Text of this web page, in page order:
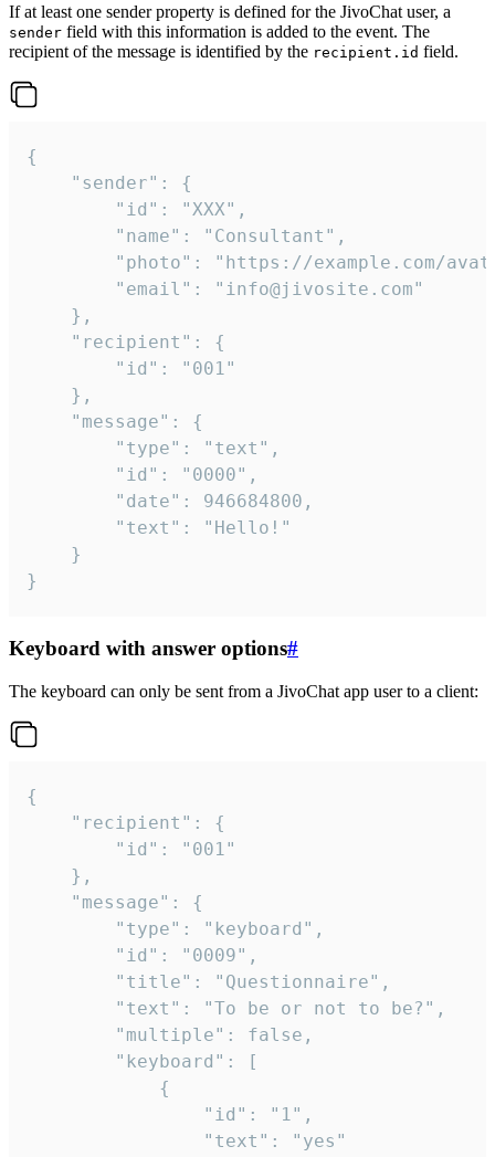
If at least one sender property is defined for the JivoChat user, a
sender field with this information is added to the event. The
recipient of the message is identified by the recipient.id field.
{
}
Keyboard with answer options#
The keyboard can only be sent from a JivoChat app user to a client:
{